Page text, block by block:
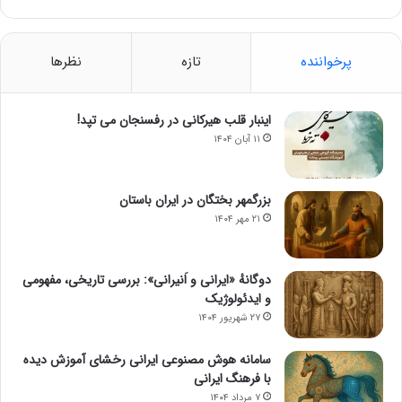
پرخواننده تازه نظرها
اینبار قلب هیرکانی در رفسنجان می تپد!
۱۱ آبان ۱۴۰۴
بزرگمهر بختگان در ایران باستان
۲۱ مهر ۱۴۰۴
دوگانهٔ «ایرانی و اَنیرانی»: بررسی تاریخی، مفهومی
و ایدئولوژیک
۲۷ شهریور ۱۴۰۴
سامانه هوش مصنوعی ایرانی رخشای آموزش دیده
با فرهنگ ایرانی
۷ مرداد ۱۴۰۴